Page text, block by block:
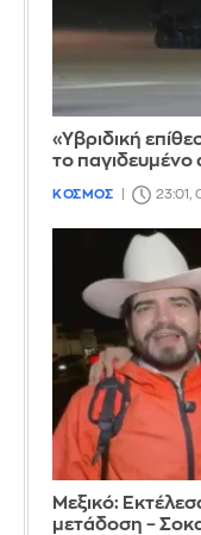
«Υβριδική
το παγιδευμένο
ΚΟΣΜΟΣ 23:01,
Μεξικό:
μετάδοση –